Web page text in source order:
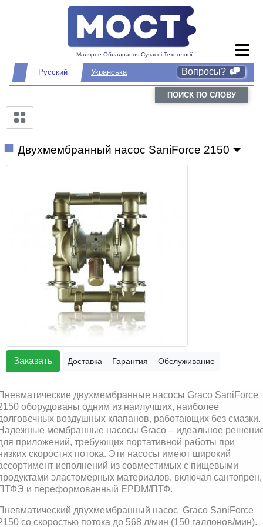
Малярне Обладнання Сучасні Технології
Русский Укранська Вопросы?
ПОИСК ПО СЛОВУ
Двухмембранный насос SaniForce 2150
Заказать Доставка Гарантия Обслуживание
двухмембранные насосы Graco SaniForce
оборудованы одним из наилучших, наиболее
воздушных клапанов, работающих без смазки.
мембранные насосы Graco – идеальное
приложений, требующих портативной работы при
скоростях потока. Эти насосы имеют широкий
исполнений из совместимых с пищевыми
эластомерных материалов, включая сантопрен,
и переформованный EPDM/ПТФ.
двухмембранный насос Graco SaniForce
со скоростью потока до 568 л/мин (150 галлонов/мин).